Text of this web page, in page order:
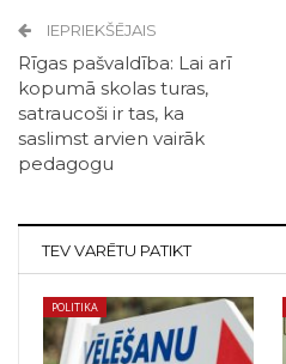
IEPRIEKŠĒJAIS
Rīgas pašvaldība: Lai arī
kopumā skolas turas,
satraucoši ir tas, ka
saslimst arvien vairāk
pedagogu
TEV VARĒTU PATIKT
POLITIKA